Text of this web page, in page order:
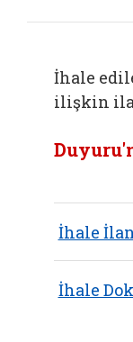
İhale
ilişkin
İhale
İhale